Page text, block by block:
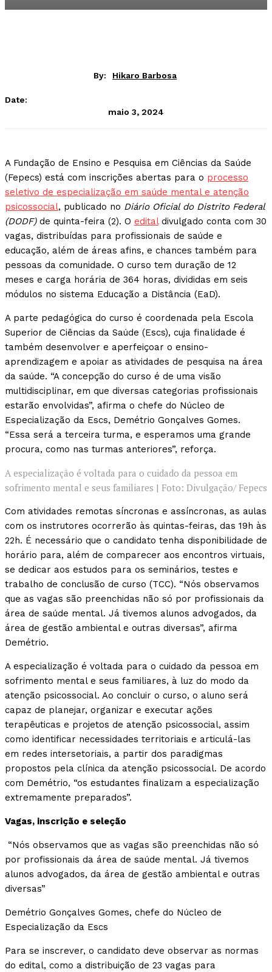
By: Hikaro Barbosa
Date:
maio 3, 2024
A Fundação de Ensino e Pesquisa em Ciências da Saúde
(Fepecs) está com inscrições abertas para o processo
seletivo de especialização em saúde mental e atenção
psicossocial, publicado no Diário Oficial do Distrito Federal
(DODF)de quinta-feira (2). O editaldivulgado conta com 30
vagas, distribuídas para profissionais de saúde e
educação, além de áreas afins, e chances também para
pessoas da comunidade. O curso tem duração de 12
meses e carga horária de 364 horas, divididas em seis
módulos no sistema Educação a Distância (EaD).
A parte pedagógica do curso é coordenada pela Escola
Superior de Ciências da Saúde (Escs), cuja finalidade é
também desenvolver e aperfeiçoar o ensino-
aprendizagem e apoiar as atividades de pesquisa na área
da saúde. “A concepção do curso é de uma visão
multidisciplinar, em que diversas categorias profissionais
estarão envolvidas”, afirma o chefe do Núcleo de
Especialização da Escs, Demétrio Gonçalves Gomes.
“Essa será a terceira turma, e esperamos uma grande
procura, como nas turmas anteriores”, reforça.
A especialização é voltada para o cuidado da pessoa em
sofrimento mental e seus familiares | Foto: Divulgação/ Fepecs
Com atividades remotas síncronas e assíncronas, as aulas
com os instrutores ocorrerão às quintas-feiras, das 19h às
22h. É necessário que o candidato tenha disponibilidade de
horário para, além de comparecer aos encontros virtuais,
se dedicar aos estudos para os seminários, testes e
trabalho de conclusão de curso (TCC). “Nós observamos
que as vagas são preenchidas não só por profissionais da
área de saúde mental. Já tivemos alunos advogados, da
área de gestão ambiental e outras diversas”, afirma
Demétrio.
A especialização é voltada para o cuidado da pessoa em
sofrimento mental e seus familiares, à luz do modo da
atenção psicossocial. Ao concluir o curso, o aluno será
capaz de planejar, organizar e executar ações
terapêuticas e projetos de atenção psicossocial, assim
como identificar necessidades territoriais e articulá-las
em redes intersetoriais, a partir dos paradigmas
propostos pela clínica da atenção psicossocial. De acordo
com Demétrio, “os estudantes finalizam a especialização
extremamente preparados”.
Vagas, inscrição e seleção
“Nós observamos que as vagas são preenchidas não só
por profissionais da área de saúde mental. Já tivemos
alunos advogados, da área de gestão ambiental e outras
diversas”
Demétrio Gonçalves Gomes, chefe do Núcleo de
Especialização da Escs
Para se inscrever, o candidato deve observar as normas
do edital, como a distribuição de 23 vagas para